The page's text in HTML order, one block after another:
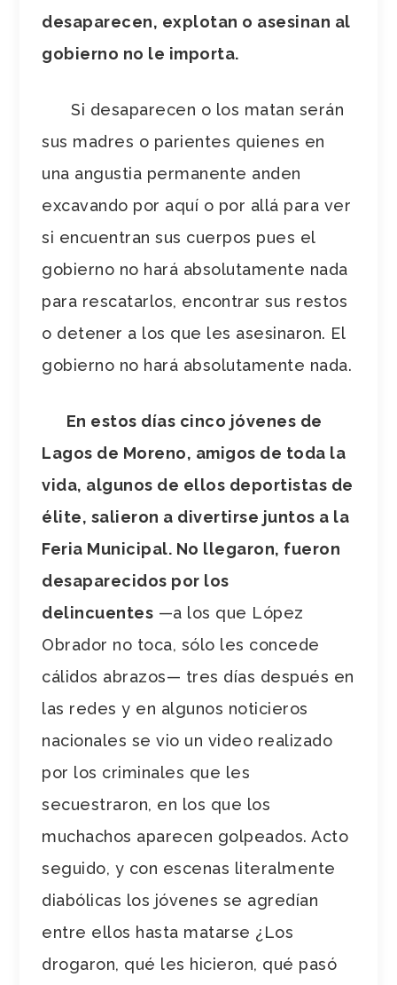
desaparecen, explotan o asesinan al
gobierno no le importa.
Si desaparecen o los matan serán
sus madres o parientes quienes en
una angustia permanente anden
excavando por aquí o por allá para ver
si encuentran sus cuerpos pues el
gobierno no hará absolutamente nada
para rescatarlos, encontrar sus restos
o detener a los que les asesinaron. El
gobierno no hará absolutamente nada.
En estos días cinco jóvenes de
Lagos de Moreno, amigos de toda la
vida, algunos de ellos deportistas de
élite, salieron a divertirse juntos a la
Feria Municipal. No llegaron, fueron
desaparecidos por los
delincuentes —a los que López
Obrador no toca, sólo les concede
cálidos abrazos— tres días después en
las redes y en algunos noticieros
nacionales se vio un video realizado
por los criminales que les
secuestraron, en los que los
muchachos aparecen golpeados. Acto
seguido, y con escenas literalmente
diabólicas los jóvenes se agredían
entre ellos hasta matarse ¿Los
drogaron, qué les hicieron, qué pasó